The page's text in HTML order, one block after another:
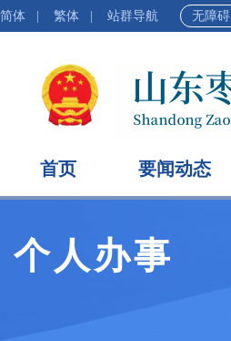
简体 繁体 站群导航 无障碍
首页 要闻动态
个人办事